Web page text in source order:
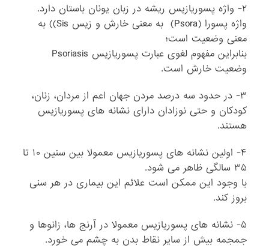
۲- واژه پسوریازیس ریشه در زبان یونان باستان دارد.
واژه پسورا (Psora) به معنی خارش و زیس Sis)) به
معنی وضعیت است؛
بنابراین مفهوم لغوی عبارت پسوریازیس Psoriasis
وضعیت خارش است.
۳- در حدود سه درصد مردن جهان اعم از مردان، زنان،
کودکان و حتی نوزادان دارای نشانه های پسوریازیس
هستند.
۴- اولین نشانه های پسوریازیس معمولا بین سنین ۱۰ تا
۳۵ سالگی ظاهر می شود.
با وجود این ممکن است علائم این بیماری در هر سنی
بروز کند.
۵- نشانه های پسوریازیس معمولا در آرنج ها، زانوها و
جمجمه بیش از سایر نقاط بدن به چشم می خورد.